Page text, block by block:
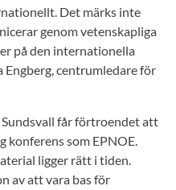
Det märks inte
genom vetenskapliga
på den internationella
centrumledare för
får förtroendet att
konferens som EPNOE.
ligger rätt i tiden.
av att vara bas för